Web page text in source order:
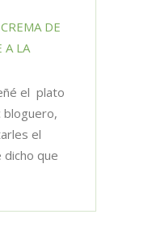
DE
A LA
el plato
bloguero,
el
que